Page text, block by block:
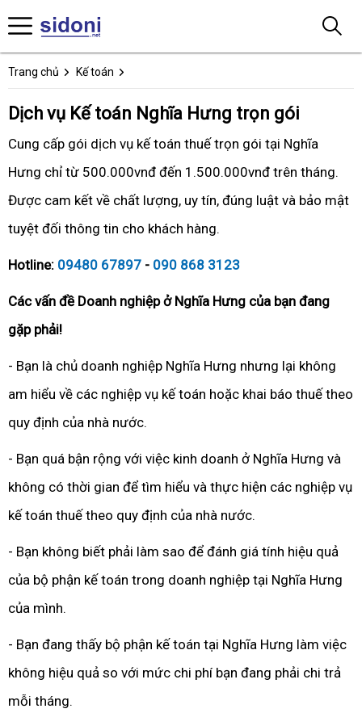
Trang chủ Kế toán
Dịch vụ Kế toán Nghĩa Hưng trọn gói
Cung cấp gói dịch vụ kế toán thuế trọn gói tại Nghĩa
Hưng chỉ từ 500.000vnđ đến 1.500.000vnđ trên tháng.
Được cam kết về chất lượng, uy tín, đúng luật và bảo mật
tuyệt đối thông tin cho khách hàng.
Hotline: 09480 67897 - 090 868 3123
Các vấn đề Doanh nghiệp ở Nghĩa Hưng của bạn đang
gặp phải!
- Bạn là chủ doanh nghiệp Nghĩa Hưng nhưng lại không
am hiểu về các nghiệp vụ kế toán hoặc khai báo thuế theo
quy định của nhà nước.
- Bạn quá bận rộng với việc kinh doanh ở Nghĩa Hưng và
không có thời gian để tìm hiểu và thực hiện các nghiệp vụ
kế toán thuế theo quy định của nhà nước.
- Bạn không biết phải làm sao để đánh giá tính hiệu quả
của bộ phận kế toán trong doanh nghiệp tại Nghĩa Hưng
của mình.
- Bạn đang thấy bộ phận kế toán tại Nghĩa Hưng làm việc
không hiệu quả so với mức chi phí bạn đang phải chi trả
mỗi tháng.